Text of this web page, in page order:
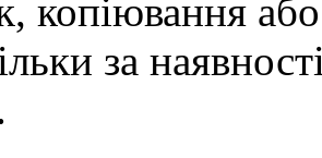
копіювання
за